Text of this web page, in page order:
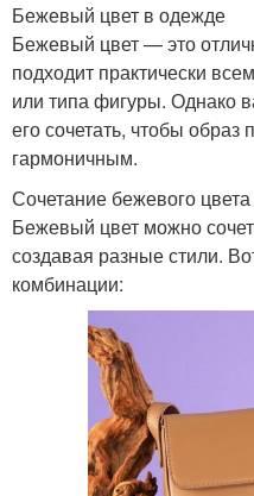
Бежевый цвет в одежде
Бежевый цвет — это
подходит практически
или типа фигуры. Однако
его сочетать, чтобы
гармоничным.
Сочетание бежевого
Бежевый цвет можно
создавая разные стили.
комбинации: